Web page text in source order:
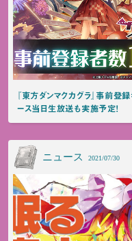
『東方ダンマクカグラ』事前登
ース当日生放送も実施予定！
ニュース 2021/07/30